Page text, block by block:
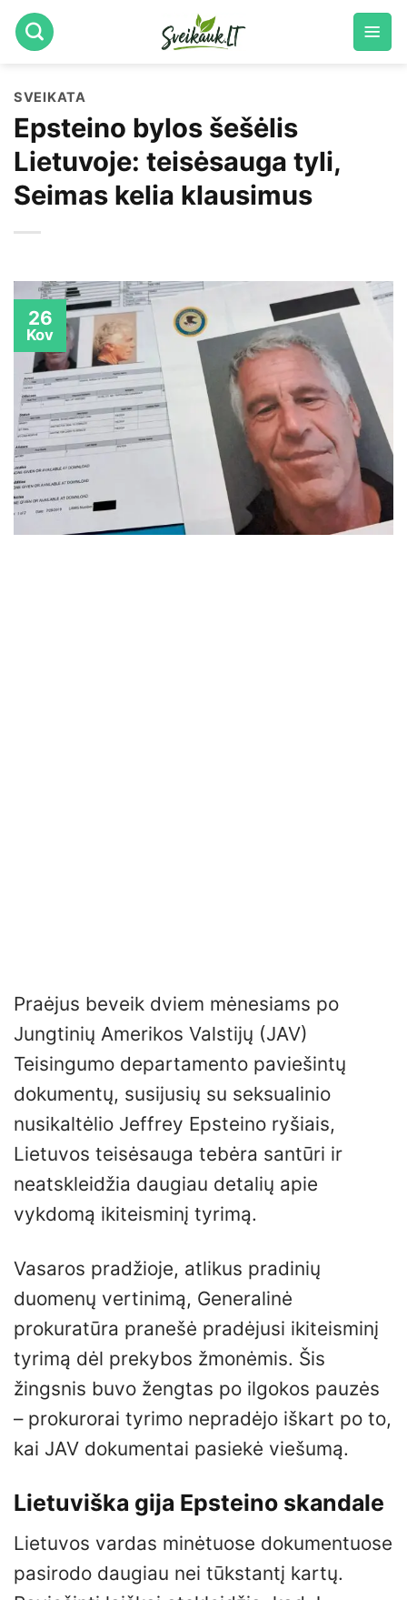
Skip
to
SVEIKATA
Epsteino bylos šešėlis
Lietuvoje: teisėsauga tyli,
Seimas kelia klausimus
26
Kov
Praėjus beveik dviem mėnesiams po
Jungtinių Amerikos Valstijų (JAV)
Teisingumo departamento paviešintų
dokumentų, susijusių su seksualinio
nusikaltėlio Jeffrey Epsteino ryšiais,
Lietuvos teisėsauga tebėra santūri ir
neatskleidžia daugiau detalių apie
vykdomą ikiteisminį tyrimą.
Vasaros pradžioje, atlikus pradinių
duomenų vertinimą, Generalinė
prokuratūra pranešė pradėjusi ikiteisminį
tyrimą dėl prekybos žmonėmis. Šis
žingsnis buvo žengtas po ilgokos pauzės
– prokurorai tyrimo nepradėjo iškart po to,
kai JAV dokumentai pasiekė viešumą.
Lietuviška gija Epsteino skandale
Lietuvos vardas minėtuose dokumentuose
pasirodo daugiau nei tūkstantį kartų.